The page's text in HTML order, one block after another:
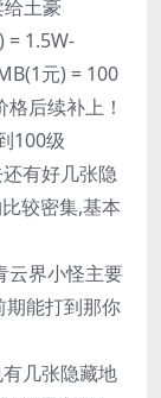
土豪
= 1.5W-
元) = 100
后续补上！
100级
有好几张隐
较密集,基本
云界小怪主要
期能打到那你
几张隐藏地